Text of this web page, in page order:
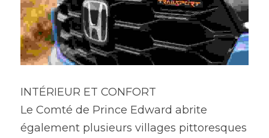
INTÉRIEUR ET CONFORT
Le Comté de Prince Edward abrite
également plusieurs villages pittoresques